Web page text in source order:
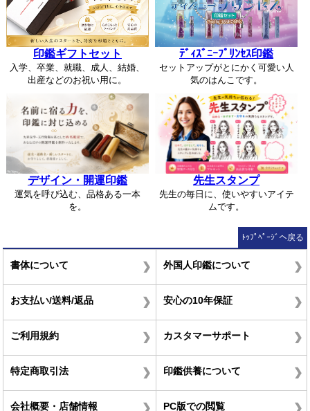
印鑑ギフトセット
入学、卒業、就職、成人、結婚、
出産などのお祝い用に。
ﾃﾞｨｽﾞﾆｰﾌﾟﾘﾝｾｽ印鑑
セットアップがとにかく可愛い人
気のはんこです。
デザイン・開運印鑑
運気を呼び込む、品格ある一本
を。
先生スタンプ
先生の毎日に、使いやすいアイテ
ムです。
ﾄｯﾌﾟﾍﾟｰｼﾞへ戻る
書体について 外国人印鑑について
お支払い/送料/返品 安心の10年保証
ご利用規約 カスタマーサポート
特定商取引法 印鑑供養について
会社概要・店舗情報 PC版での閲覧